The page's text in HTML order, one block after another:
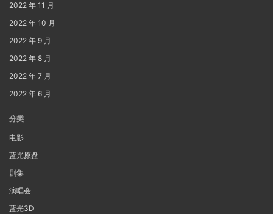
2022 年 11 月
2022 年 10 月
2022 年 9 月
2022 年 8 月
2022 年 7 月
2022 年 6 月
分类
电影
蓝光原盘
剧集
演唱会
蓝光3D